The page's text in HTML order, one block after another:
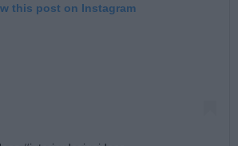
this post on Instagram